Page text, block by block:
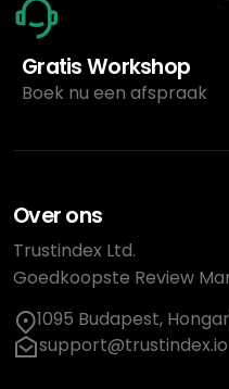
Gratis Workshop
Boek nu een afspraak
Over ons
Trustindex Ltd.
Goedkoopste Review
1095 Budapest,
support@trustindex.io